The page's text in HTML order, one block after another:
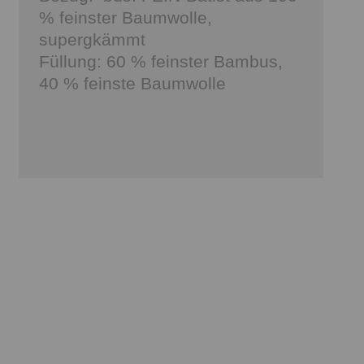
% feinster Baumwolle,
supergkämmt
Füllung: 60 % feinster Bambus,
40 % feinste Baumwolle